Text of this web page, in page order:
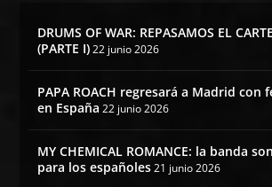
DRUMS OF WAR: REPASAMOS EL
(PARTE I) 22 junio 2026
PAPA ROACH regresará a Madrid con
en España 22 junio 2026
MY CHEMICAL ROMANCE: la banda
para los españoles 21 junio 2026